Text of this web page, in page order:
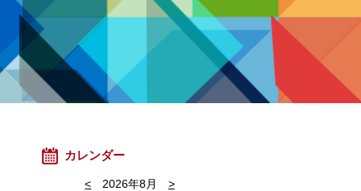
カレンダー
< 2026年8月 >